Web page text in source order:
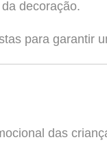
decoração.
para garantir
das